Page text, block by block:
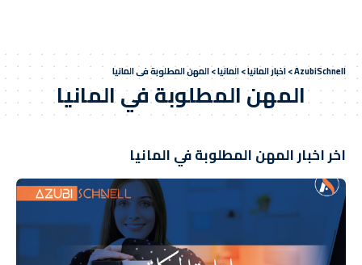
AzubiSchnell
>اخبار المانيا>المانيا>المهن المطلوبة في المانيا
المهن المطلوبة في المانيا
اخر اخبار المهن المطلوبة في المانيا